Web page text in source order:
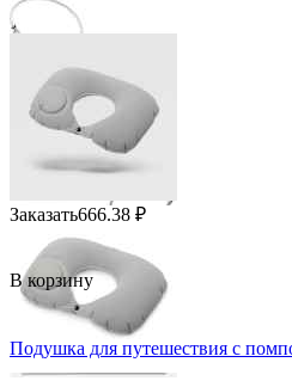
Заказать666.38 ₽
В корзину
Подушка для путешествия с